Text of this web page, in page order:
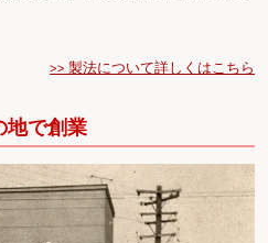
>> 製法について詳しくはこちら
地で創業